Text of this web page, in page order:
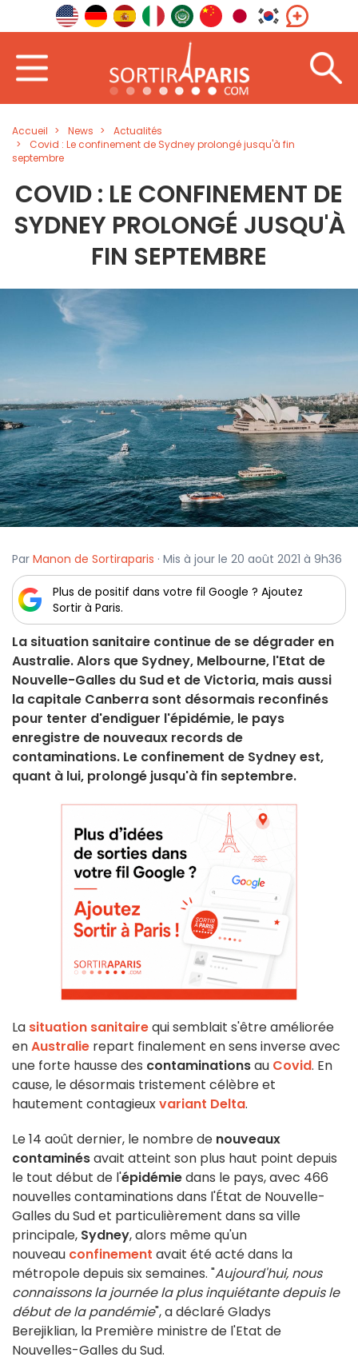
Accueil News
Actualités
Covid : Le confinement de Sydney prolongé jusqu'à fin
septembre
COVID : LE CONFINEMENT DE
SYDNEY PROLONGÉ JUSQU'À
FIN SEPTEMBRE
Par Manon de Sortiraparis · Mis à jour le 20 août 2021 à 9h36
Plus de positif dans votre fil Google ? Ajoutez
Sortir à Paris.
La situation sanitaire continue de se dégrader en
Australie. Alors que Sydney, Melbourne, l'Etat de
Nouvelle-Galles du Sud et de Victoria, mais aussi
la capitale Canberra sont désormais reconfinés
pour tenter d'endiguer l'épidémie, le pays
enregistre de nouveaux records de
contaminations. Le confinement de Sydney est,
quant à lui, prolongé jusqu'à fin septembre.
La situation sanitairequi semblait s'être améliorée
enAustralie repart finalement en sens inverse avec
une forte hausse des contaminationsau Covid. En
cause, le désormais tristement célèbre et
hautement contagieuxvariant Delta.
Le 14 août dernier, le nombre de nouveaux
contaminésavait atteint son plus haut point depuis
le tout début de l'épidémiedans le pays, avec 466
nouvelles contaminations dans l'État de Nouvelle-
Galles du Sud et particulièrement dans sa ville
principale, Sydney, alors même qu'un
nouveau confinement avait été acté dans la
métropole depuis six semaines. "Aujourd'hui, nous
connaissons la journée la plus inquiétante depuis le
début de la pandémie", a déclaré Gladys
Berejiklian, la Première ministre de l'Etat de
Nouvelles-Galles du Sud.